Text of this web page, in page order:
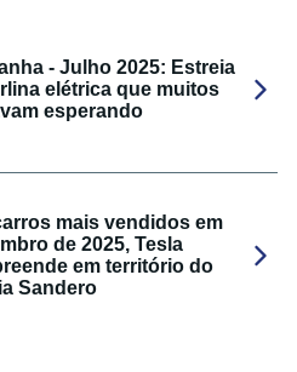
- Julho 2025: Estreia
elétrica que muitos
esperando
mais vendidos em
de 2025, Tesla
em território do
Sandero